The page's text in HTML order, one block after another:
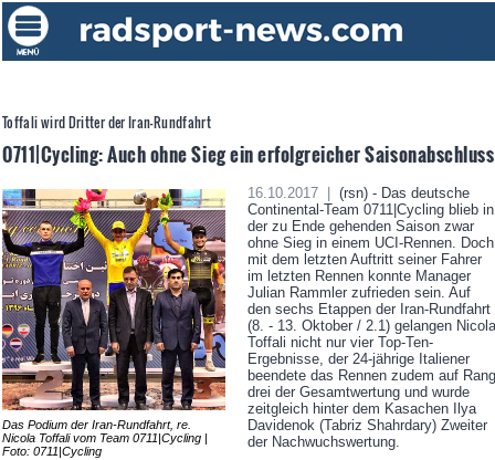
Toffali wird Dritter der Iran-Rundfahrt
0711|Cycling: Auch ohne Sieg ein erfolgreicher Saisonabschluss
Das Podium der Iran-Rundfahrt, re.
Nicola Toffali vom Team 0711|Cycling |
Foto: 0711|Cycling
16.10.2017 |
(rsn) - Das deutsche
Continental-Team 0711|Cycling blieb in
der zu Ende gehenden Saison zwar
ohne Sieg in einem UCI-Rennen. Doch
mit dem letzten Auftritt seiner Fahrer
im letzten Rennen konnte Manager
Julian Rammler zufrieden sein. Auf
den sechs Etappen der Iran-Rundfahrt
(8. - 13. Oktober / 2.1) gelangen Nicola
Toffali nicht nur vier Top-Ten-
Ergebnisse, der 24-jährige Italiener
beendete das Rennen zudem auf Rang
drei der Gesamtwertung und wurde
zeitgleich hinter dem Kasachen Ilya
Davidenok (Tabriz Shahrdary) Zweiter
der Nachwuchswertung.